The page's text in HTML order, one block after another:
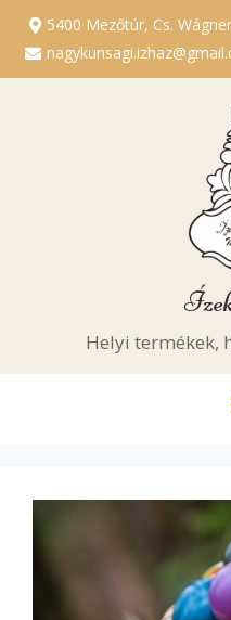
5400 Mezőtúr, Cs.
Helyi termékek,